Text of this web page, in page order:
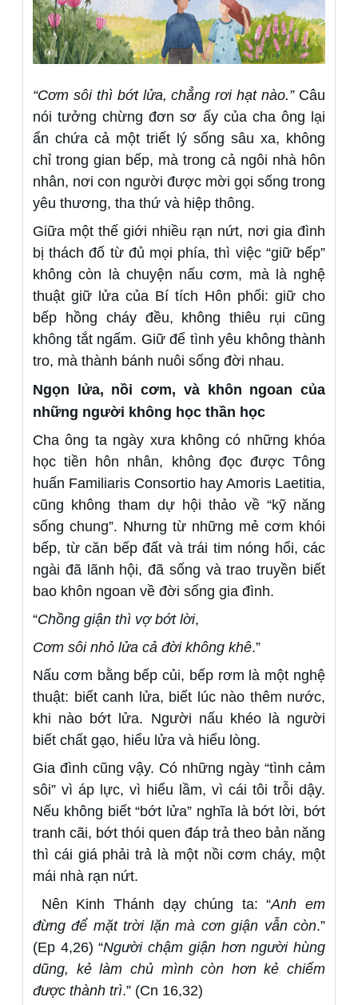
“Cơm sôi thì bớt lửa, chẳng rơi hạt nào.”Câu
nói tưởng chừng đơn sơ ấy của cha ông lại
ẩn chứa cả một triết lý sống sâu xa, không
chỉ trong gian bếp, mà trong cả ngôi nhà hôn
nhân, nơi con người được mời gọi sống trong
yêu thương, tha thứ và hiệp thông.
Giữa một thế giới nhiều rạn nứt, nơi gia đình
bị thách đố từ đủ mọi phía, thì việc “giữ bếp”
không còn là chuyện nấu cơm, mà là nghệ
thuật giữ lửa của Bí tích Hôn phối: giữ cho
bếp hồng cháy đều, không thiêu rụi cũng
không tắt ngấm. Giữ để tình yêu không thành
tro, mà thành bánh nuôi sống đời nhau.
Ngọn lửa, nồi cơm, và khôn ngoan của
những người không học thần học
Cha ông ta ngày xưa không có những khóa
học tiền hôn nhân, không đọc được Tông
huấn Familiaris Consortio hay Amoris Laetitia,
cũng không tham dự hội thảo về “kỹ năng
sống chung”. Nhưng từ những mẻ cơm khói
bếp, từ căn bếp đất và trái tim nóng hổi, các
ngài đã lãnh hội, đã sống và trao truyền biết
bao khôn ngoan về đời sống gia đình.
“Chồng giận thì vợ bớt lời,
Cơm sôi nhỏ lửa cả đời không khê.”
Nấu cơm bằng bếp củi, bếp rơm là một nghệ
thuật: biết canh lửa, biết lúc nào thêm nước,
khi nào bớt lửa. Người nấu khéo là người
biết chất gạo, hiểu lửa và hiểu lòng.
Gia đình cũng vậy. Có những ngày “tình cảm
sôi” vì áp lực, vì hiểu lầm, vì cái tôi trỗi dậy.
Nếu không biết “bớt lửa” nghĩa là bớt lời, bớt
tranh cãi, bớt thói quen đáp trả theo bản năng
thì cái giá phải trả là một nồi cơm cháy, một
mái nhà rạn nứt.
Nên Kinh Thánh dạy chúng ta: “Anh em
đừng để mặt trời lặn mà cơn giận vẫn còn.”
(Ep 4,26) “Người chậm giận hơn người hùng
dũng, kẻ làm chủ mình còn hơn kẻ chiếm
được thành trì.” (Cn 16,32)